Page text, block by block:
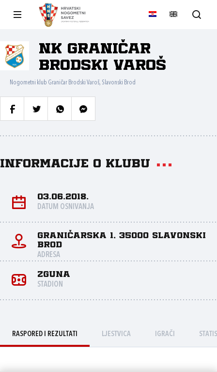
NK Graničar
Brodski Varoš
Nogometni klub Graničar Brodski Varoš, Slavonski Brod
Informacije o klubu
03.06.2018.
DATUM OSNIVANJA
Graničarska 1, 35000 Slavonski
Brod
ADRESA
Zguna
STADION
RASPORED I REZULTATI LJESTVICA IGRAČI